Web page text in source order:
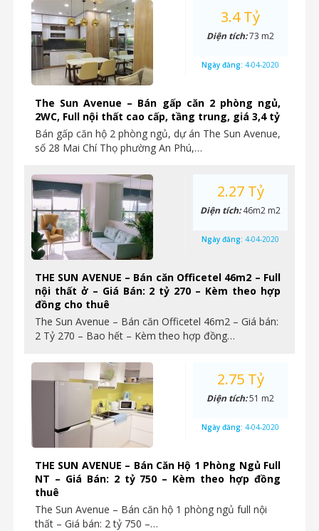
The Sun Avenue – Bán gấp căn 2 phòng ngủ,
2WC, Full nội thất cao cấp, tầng trung, giá 3,4 tỷ
Bán gấp căn hộ 2 phòng ngủ, dự án The Sun Avenue,
số 28 Mai Chí Thọ phường An Phú,…
3.4 Tỷ
Diện tích:73 m2
Ngày đăng: 4-04-2020
THE SUN AVENUE – Bán căn Officetel 46m2 – Full
nội thất ở – Giá Bán: 2 tỷ 270 – Kèm theo hợp
đồng cho thuê
The Sun Avenue – Bán căn Officetel 46m2 – Giá bán:
2 Tỷ 270 – Bao hết – Kèm theo hợp đồng…
2.27 Tỷ
Diện tích:46m2 m2
Ngày đăng: 4-04-2020
THE SUN AVENUE – Bán Căn Hộ 1 Phòng Ngủ Full
NT – Giá Bán: 2 tỷ 750 – Kèm theo hợp đồng
thuê
The Sun Avenue – Bán căn hộ 1 phòng ngủ full nội
thất – Giá bán: 2 tỷ 750 –…
2.75 Tỷ
Diện tích:51 m2
Ngày đăng: 4-04-2020